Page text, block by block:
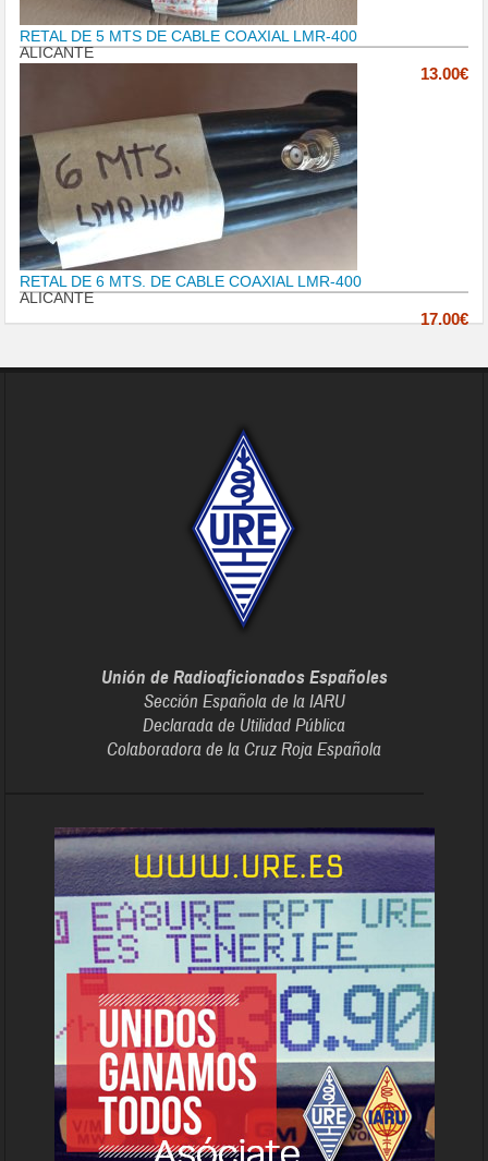
RETAL DE 5 MTS DE CABLE COAXIAL LMR-400
ALICANTE
13.00€
RETAL DE 6 MTS. DE CABLE COAXIAL LMR-400
ALICANTE
17.00€
Unión de Radioaficionados Españoles
Sección Española de la IARU
Declarada de Utilidad Pública
Colaboradora de la Cruz Roja Española